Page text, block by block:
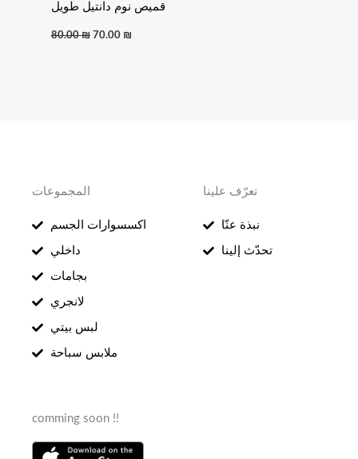
قميص نوم دانتيل طويل
80.00₪ 70.00 ₪
المجموعات
اكسسوارات الجسم
داخلي
بجامات
لانجري
لبس بيتي
ملابس سباحة
تعرّف علينا
نبذة عنّا
تحدّث إلينا
comming soon !!